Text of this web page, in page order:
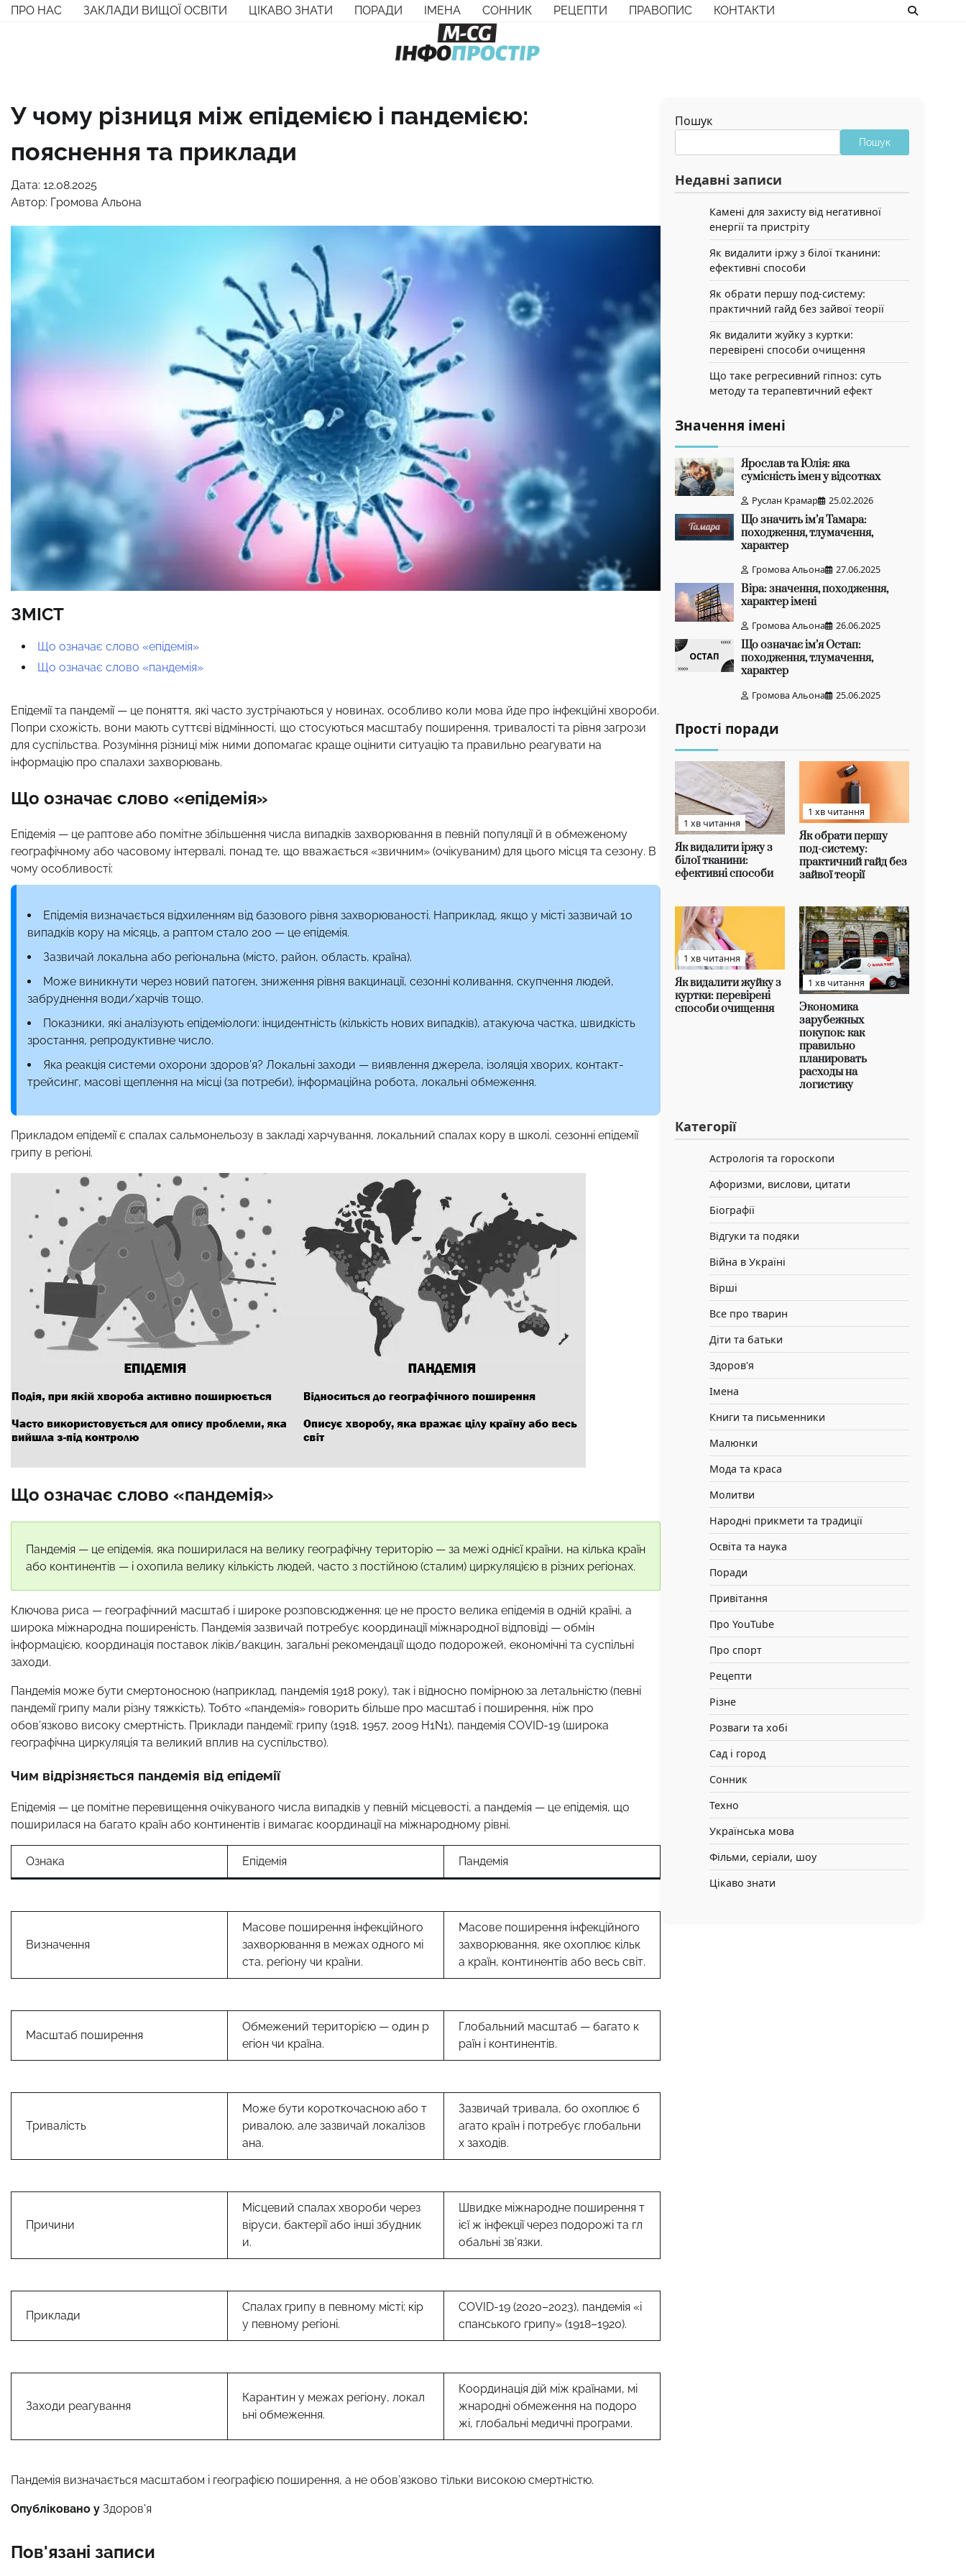
Перейти
ПРО НАС ЗАКЛАДИ ВИЩОЇ ОСВІТИ ЦІКАВО ЗНАТИ ПОРАДИ ІМЕНА СОННИК РЕЦЕПТИ ПРАВОПИС КОНТАКТИ
У чому різниця між епідемією і пандемією:
пояснення та приклади
Дата: 12.08.2025
Автор: Громова Альона
ЗМІСТ
Що означає слово «епідемія»
Що означає слово «пандемія»
Епідемії та пандемії — це поняття, які часто зустрічаються у новинах, особливо коли мова йде про інфекційні хвороби.
Попри схожість, вони мають суттєві відмінності, що стосуються масштабу поширення, тривалості та рівня загрози
для суспільства. Розуміння різниці між ними допомагає краще оцінити ситуацію та правильно реагувати на
інформацію про спалахи захворювань.
Що означає слово «епідемія»
Епідемія — це раптове або помітне збільшення числа випадків захворювання в певній популяції й в обмеженому
географічному або часовому інтервалі, понад те, що вважається «звичним» (очікуваним) для цього місця та сезону. В
чому особливості:
Епідемія визначається відхиленням від базового рівня захворюваності. Наприклад, якщо у місті зазвичай 10
випадків кору на місяць, а раптом стало 200 — це епідемія.
Зазвичай локальна або регіональна (місто, район, область, країна).
Може виникнути через новий патоген, зниження рівня вакцинації, сезонні коливання, скупчення людей,
забруднення води/харчів тощо.
Показники, які аналізують епідеміологи: інцидентність (кількість нових випадків), атакуюча частка, швидкість
зростання, репродуктивне число.
Яка реакція системи охорони здоров’я? Локальні заходи — виявлення джерела, ізоляція хворих, контакт-
трейсинг, масові щеплення на місці (за потреби), інформаційна робота, локальні обмеження.
Прикладом епідемії є спалах сальмонельозу в закладі харчування, локальний спалах кору в школі, сезонні епідемії
грипу в регіоні.
Що означає слово «пандемія»
Пандемія — це епідемія, яка поширилася на велику географічну територію — за межі однієї країни, на кілька країн
або континентів — і охопила велику кількість людей, часто з постійною (сталим) циркуляцією в різних регіонах.
Ключова риса — географічний масштаб і широке розповсюдження: це не просто велика епідемія в одній країні, а
широка міжнародна поширеність. Пандемія зазвичай потребує координації міжнародної відповіді — обмін
інформацією, координація поставок ліків/вакцин, загальні рекомендації щодо подорожей, економічні та суспільні
заходи.
Пандемія може бути смертоносною (наприклад, пандемія 1918 року), так і відносно помірною за летальністю (певні
пандемії грипу мали різну тяжкість). Тобто «пандемія» говорить більше про масштаб і поширення, ніж про
обов’язково високу смертність. Приклади пандемії: грипу (1918, 1957, 2009 H1N1), пандемія COVID-19 (широка
географічна циркуляція та великий вплив на суспільство).
Чим відрізняється пандемія від епідемії
Епідемія — це помітне перевищення очікуваного числа випадків у певній місцевості, а пандемія — це епідемія, що
поширилася на багато країн або континентів і вимагає координації на міжнародному рівні.
Ознака Епідемія Пандемія
Визначення
Масове поширення інфекційного
захворювання в межах одного мі
ста, регіону чи країни.
Масове поширення інфекційного
захворювання, яке охоплює кільк
а країн, континентів або весь світ.
Масштаб поширення
Обмежений територією — один р
егіон чи країна.
Глобальний масштаб — багато к
раїн і континентів.
Тривалість
Може бути короткочасною або т
ривалою, але зазвичай локалізов
ана.
Зазвичай тривала, бо охоплює б
агато країн і потребує глобальни
х заходів.
Причини
Місцевий спалах хвороби через
віруси, бактерії або інші збудник
и.
Швидке міжнародне поширення т
ієї ж інфекції через подорожі та гл
обальні зв’язки.
Приклади
Спалах грипу в певному місті; кір
у певному регіоні.
COVID-19 (2020–2023), пандемія «і
спанського грипу» (1918–1920).
Заходи реагування
Карантин у межах регіону, локал
ьні обмеження.
Координація дій між країнами, мі
жнародні обмеження на подоро
жі, глобальні медичні програми.
Пандемія визначається масштабом і географією поширення, а не обов’язково тільки високою смертністю.
Опубліковано у Здоров'я
Пов'язані записи
Пошук
Пошук
Недавні записи
Камені для захисту від негативної
енергії та пристріту
Як видалити іржу з білої тканини:
ефективні способи
Як обрати першу под-систему:
практичний гайд без зайвої теорії
Як видалити жуйку з куртки:
перевірені способи очищення
Що таке регресивний гіпноз: суть
методу та терапевтичний ефект
Значення імені
Ярослав та Юлія: яка
сумісність імен у відсотках
Руслан Крамар 25.02.2026
Що значить ім’я Тамара:
походження, тлумачення,
характер
Громова Альона 27.06.2025
Віра: значення, походження,
характер імені
Громова Альона 26.06.2025
Що означає ім’я Остап:
походження, тлумачення,
характер
Громова Альона 25.06.2025
Прості поради
1 хв читання
Як видалити іржу з
білої тканини:
ефективні способи
1 хв читання
Як обрати першу
под-систему:
практичний гайд без
зайвої теорії
1 хв читання
Як видалити жуйку з
куртки: перевірені
способи очищення
1 хв читання
Экономика
зарубежных
покупок: как
правильно
планировать
расходы на
логистику
Категорії
Астрологія та гороскопи
Афоризми, вислови, цитати
Біографії
Відгуки та подяки
Війна в Україні
Вірші
Все про тварин
Діти та батьки
Здоров'я
Імена
Книги та письменники
Малюнки
Мода та краса
Молитви
Народні прикмети та традиції
Освіта та наука
Поради
Привітання
Про YouTube
Про спорт
Рецепти
Різне
Розваги та хобі
Сад і город
Сонник
Техно
Українська мова
Фільми, серіали, шоу
Цікаво знати